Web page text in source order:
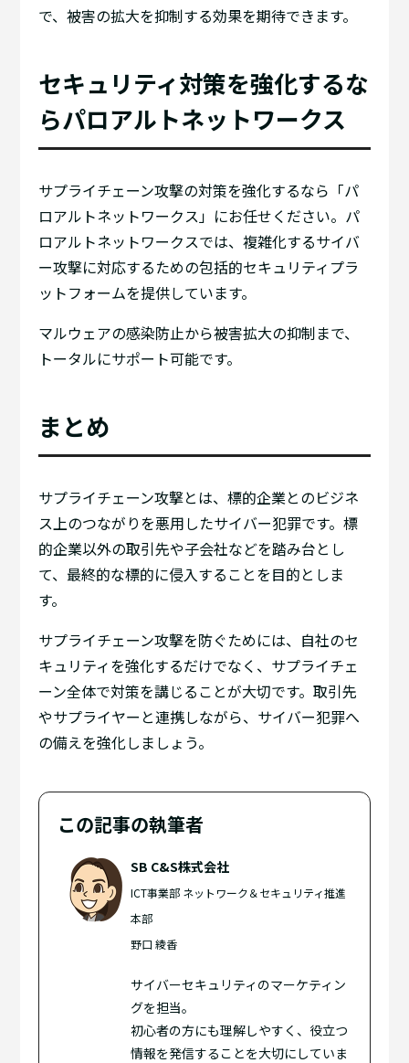
で、被害の拡大を抑制する効果を期待できます。
セキュリティ対策を強化するな
らパロアルトネットワークス
サプライチェーン攻撃の対策を強化するなら「パ
ロアルトネットワークス」にお任せください。パ
ロアルトネットワークスでは、複雑化するサイバ
ー攻撃に対応するための包括的セキュリティプラ
ットフォームを提供しています。
マルウェアの感染防止から被害拡大の抑制まで、
トータルにサポート可能です。
まとめ
サプライチェーン攻撃とは、標的企業とのビジネ
ス上のつながりを悪用したサイバー犯罪です。標
的企業以外の取引先や子会社などを踏み台とし
て、最終的な標的に侵入することを目的としま
す。
サプライチェーン攻撃を防ぐためには、自社のセ
キュリティを強化するだけでなく、サプライチェ
ーン全体で対策を講じることが大切です。取引先
やサプライヤーと連携しながら、サイバー犯罪へ
の備えを強化しましょう。
この記事の執筆者
SB C&S株式会社
ICT事業部 ネットワーク＆セキュリティ推進
本部
野口 綾香
サイバーセキュリティのマーケティン
グを担当。
初心者の方にも理解しやすく、役立つ
情報を発信することを大切にしていま